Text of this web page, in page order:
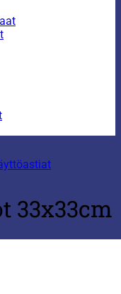
33x33cm